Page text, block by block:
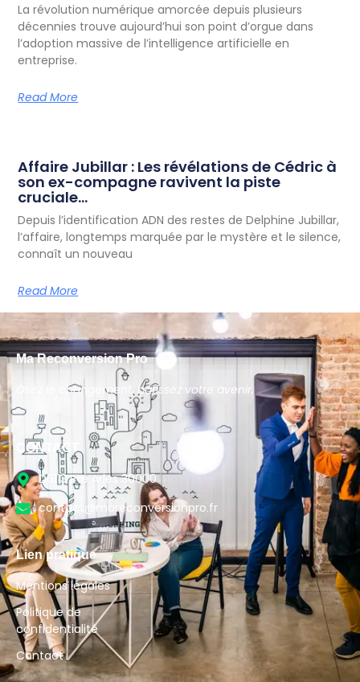
La révolution numérique amorcée depuis plusieurs
décennies trouve aujourd’hui son point d’orgue dans
l’adoption massive de l’intelligence artificielle en
entreprise.
Read More
Affaire Jubillar : Les révélations de Cédric à
son ex-compagne ravivent la piste
cruciale…
Depuis l’identification ADN des restes de Delphine Jubillar,
l’affaire, longtemps marquée par le mystère et le silence,
connaît un nouveau
Read More
Ma Reconversion Pro
Osez le changement, bâtissez votre avenir.
CONTACT
D6113 Rte Arles 30000
contact@mareconversionpro.fr
Lien pratique
Mentions légales
Politique de
confidentialité
Contact